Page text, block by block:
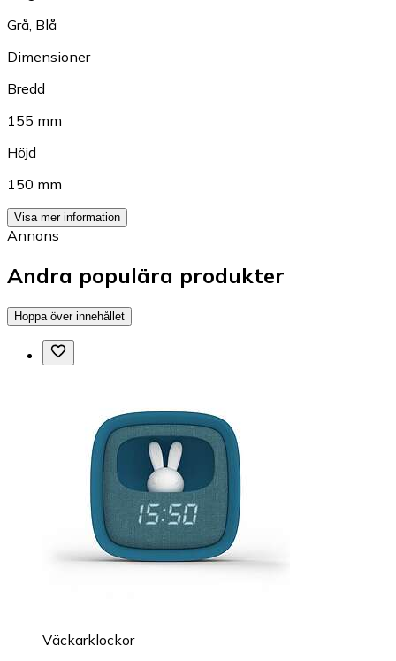
Grå, Blå
Dimensioner
Bredd
155 mm
Höjd
150 mm
Visa mer information
Annons
Andra populära produkter
Hoppa över innehållet
Väckarklockor